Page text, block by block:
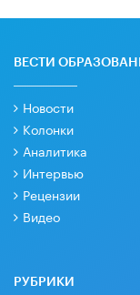
ВЕСТИ
Новости
Колонки
Аналитика
Интервью
Рецензии
Видео
РУБРИКИ